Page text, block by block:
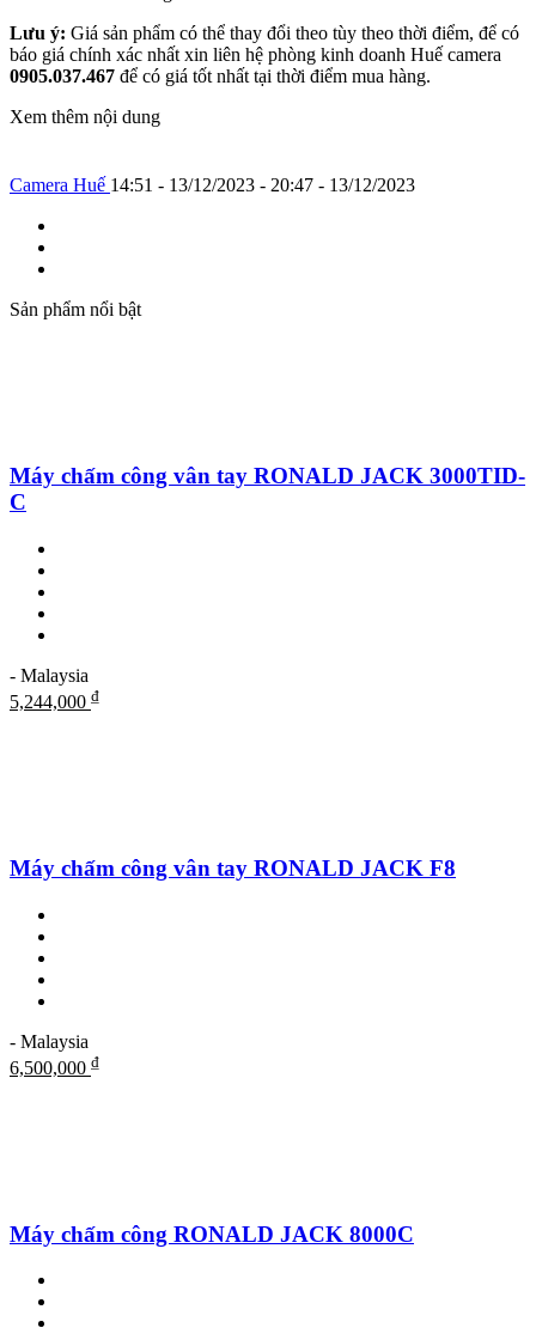
Lưu ý: Giá sản phẩm có thể thay đổi theo tùy theo thời điểm, để có
báo giá chính xác nhất xin liên hệ phòng kinh doanh Huế camera
0905.037.467 để có giá tốt nhất tại thời điểm mua hàng.
Xem thêm nội dung
Camera Huế 14:51 - 13/12/2023 - 20:47 - 13/12/2023
Sản phẩm nổi bật
Máy chấm công vân tay RONALD JACK 3000TID-
C
- Malaysia
5,244,000 ₫
Máy chấm công vân tay RONALD JACK F8
- Malaysia
6,500,000 ₫
Máy chấm công RONALD JACK 8000C